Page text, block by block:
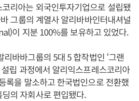
리아는 외국인투자기업으로 설립됐
그룹의 계열사 알리바바인터내셔널
이 지분 100%를 보유하고 있었다.
바바그룹의 5대 5 합작법인 ‘그랜
립 과정에서 알리익스프레스코리아
록을 말소하고 한국법인으로 전환했
의 자회사로 편입됐다.